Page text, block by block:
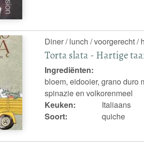
Diner / lunch / voorgerecht /
Torta slata - Hartige
Ingrediënten:
bloem, eidooier, grano duro
spinazie en volkorenmeel
Keuken:
Italiaans
Soort:
quiche